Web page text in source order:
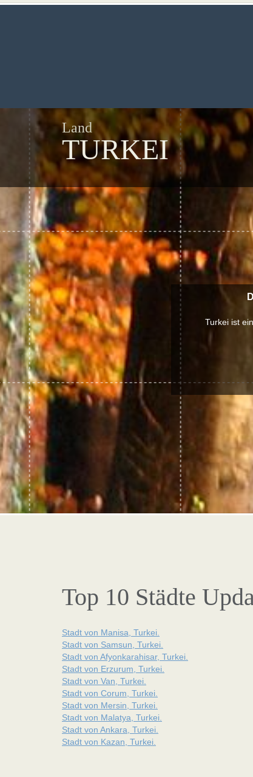
Land
TURKEI
Turkei ist
Top 10 Städte
Stadt von Manisa, Turkei.
Stadt von Samsun, Turkei.
Stadt von Afyonkarahisar, Turkei.
Stadt von Erzurum, Turkei.
Stadt von Van, Turkei.
Stadt von Corum, Turkei.
Stadt von Mersin, Turkei.
Stadt von Malatya, Turkei.
Stadt von Ankara, Turkei.
Stadt von Kazan, Turkei.